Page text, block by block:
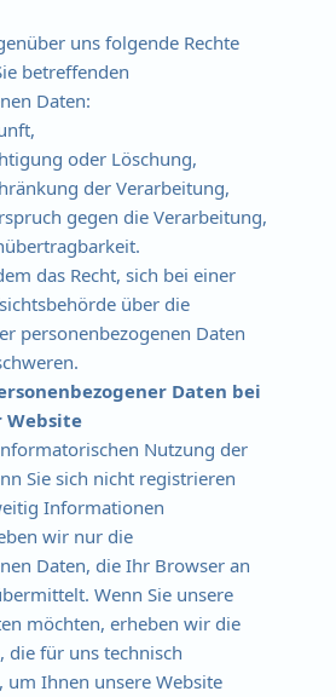
uns folgende Rechte
betreffenden
Daten:
oder Löschung,
der Verarbeitung,
gegen die Verarbeitung,
das Recht, sich bei einer
über die
personenbezogenen Daten
Daten bei
Website
Nutzung der
Sie sich nicht registrieren
Informationen
wir nur die
Daten, die Ihr Browser an
Wenn Sie unsere
möchten, erheben wir die
die für uns technisch
Ihnen unsere Website